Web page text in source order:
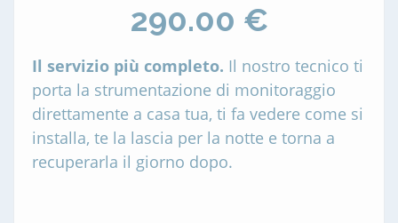
290.00 €
Il servizio più completo. Il nostro tecnico ti
porta la strumentazione di monitoraggio
direttamente a casa tua, ti fa vedere come si
installa, te la lascia per la notte e torna a
recuperarla il giorno dopo.